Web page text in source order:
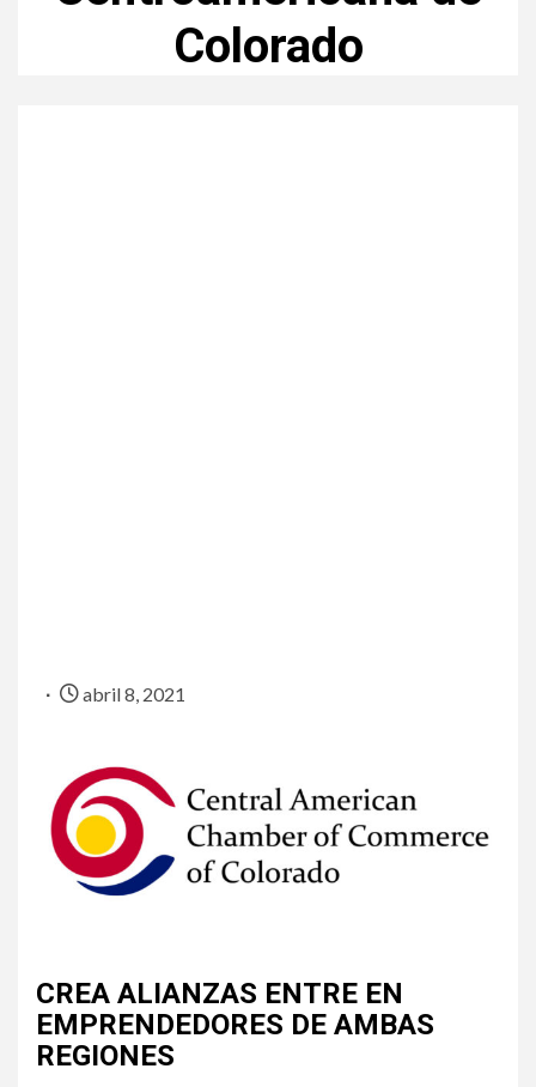
Colorado
abril 8, 2021
CREA ALIANZAS ENTRE EN
EMPRENDEDORES DE AMBAS
REGIONES